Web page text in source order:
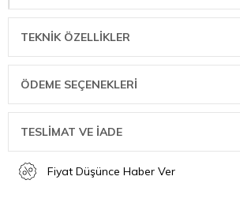
çeliğinden üretildiği için özellikle dayanıklıdır.
sayesinde Çinli şef bıçağı her zaman rahattır ve
Modaya uygun tasarım
18 cm uzunluğunda, buzla sertleştirilmiş
kesilmeye ve korozyona dayanıklı
Ergonomik tutamak, ele rahatça oturur
Sebze, et ve balık kesmek için yüksek
TEKNIK ÖZELLIKLER
ÖDEME SEÇENEKLERI
TESLİMAT VE İADE
Fiyat Düşünce Haber Ver